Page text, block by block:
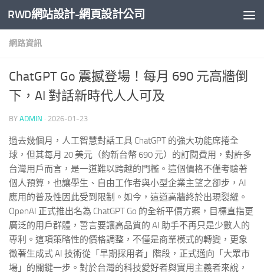
Skip to content
RWD網站設計-網頁設計公司
網路資訊
ChatGPT Go 震撼登場！每月 690 元高牆倒
下，AI 對話新時代人人可及
BY ADMIN · 2026-01-23
過去幾個月，人工智慧對話工具 ChatGPT 的強大功能席捲全
球，但其每月 20 美元（約新台幣 690 元）的訂閱費用，對許多
台灣用戶而言，是一道難以跨越的門檻。這個價格不僅考驗著
個人預算，也讓學生、自由工作者與小型企業主望之卻步，AI
應用的普及性因此受到限制。如今，這道高牆終於出現裂縫。
OpenAI 正式推出名為 ChatGPT Go 的全新平價方案，目標直指更
廣泛的用戶群體，誓言要讓高品質的 AI 助手不再只是少數人的
專利。這項策略性的價格調整，不僅是商業模式的轉變，更象
徵著生成式 AI 技術從「早期採用者」階段，正式邁向「大眾市
場」的關鍵一步。對於台灣的科技愛好者與實用主義者來說，